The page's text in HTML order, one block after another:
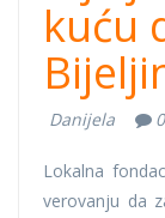
kuću
Danijela 0
Lokalna
verovanju da